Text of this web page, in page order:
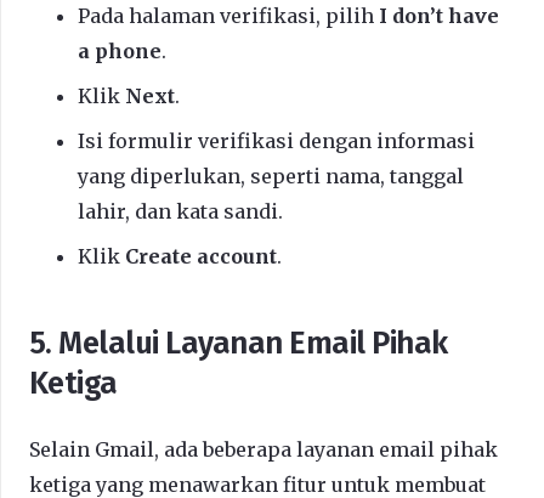
Pada halaman verifikasi, pilih I don’t have
a phone.
Klik Next.
Isi formulir verifikasi dengan informasi
yang diperlukan, seperti nama, tanggal
lahir, dan kata sandi.
Klik Create account.
5. Melalui Layanan Email Pihak
Ketiga
Selain Gmail, ada beberapa layanan email pihak
ketiga yang menawarkan fitur untuk membuat